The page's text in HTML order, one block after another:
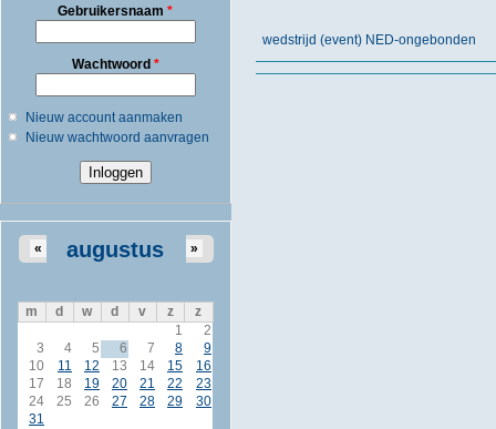
Gebruikersnaam*
Wachtwoord *
Nieuw account aanmaken
Nieuw wachtwoord aanvragen
augustus
« »
m d w d v z
z
1
2
3
4 5 6 7 8
9
10
11 12 13 14 15
16
17
18 19 20 21 22
23
24
25 26 27 28 29
30
31
wedstrijd (event) NED-ongebonden